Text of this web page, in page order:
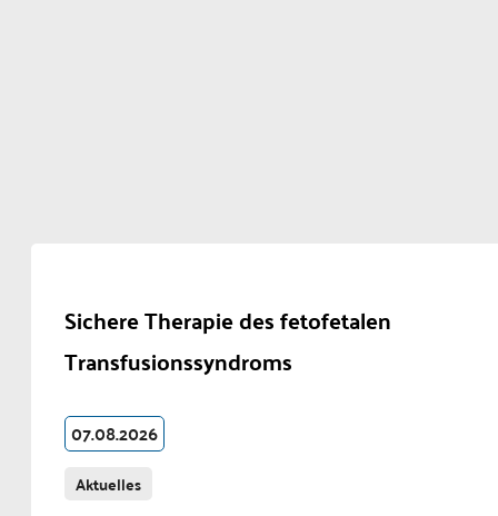
Sichere Therapie des fetofetalen
Transfusionssyndroms
07.08.2026
Aktuelles